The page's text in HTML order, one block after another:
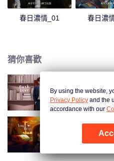
春日濃情_01 春日濃
猜你喜歡
暮色心跡
步步深陷
By using the website,
Privacy Policy and the
accordance with our